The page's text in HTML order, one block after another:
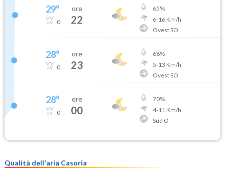
29°
0
ore
22
65%
6-16Km/h
Ovest SO
28°
0
ore
23
68%
5-13 Km/h
Ovest SO
28°
0
ore
00
70%
4-11 Km/h
Sud O
Qualità dell'aria Casoria